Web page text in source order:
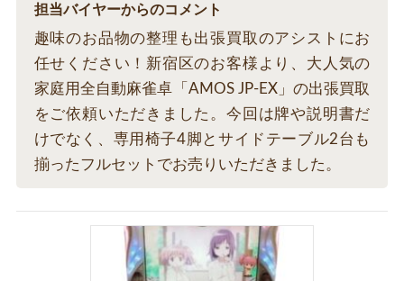
担当バイヤーからのコメント
趣味のお品物の整理も出張買取のアシストにお
任せください！新宿区のお客様より、大人気の
家庭用全自動麻雀卓「AMOS JP-EX」の出張買取
をご依頼いただきました。今回は牌や説明書だ
けでなく、専用椅子4脚とサイドテーブル2台も
揃ったフルセットでお売りいただきました。